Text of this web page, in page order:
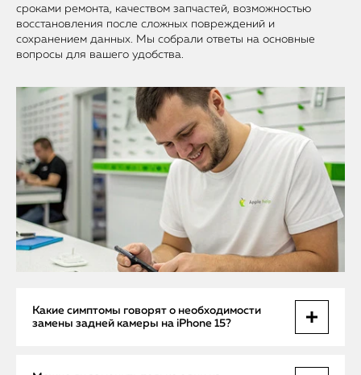
сроками ремонта, качеством запчастей, возможностью
восстановления после сложных повреждений и
сохранением данных. Мы собрали ответы на основные
вопросы для вашего удобства.
Какие симптомы говорят о необходимости
замены задней камеры на iPhone 15?